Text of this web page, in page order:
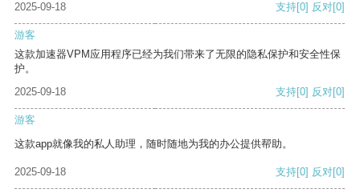
2025-09-18 支持[0] 反对[0]
游客
这款加速器VPM应用程序已经为我们带来了无限的隐私保护和安全性保
护。
2025-09-18
支持[0] 反对[0]
游客
这款app就像我的私人助理，随时随地为我的办公提供帮助。
2025-09-18 支持[0] 反对[0]